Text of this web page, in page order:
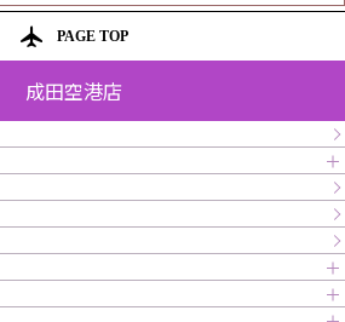
PAGE TOP
成田空港店